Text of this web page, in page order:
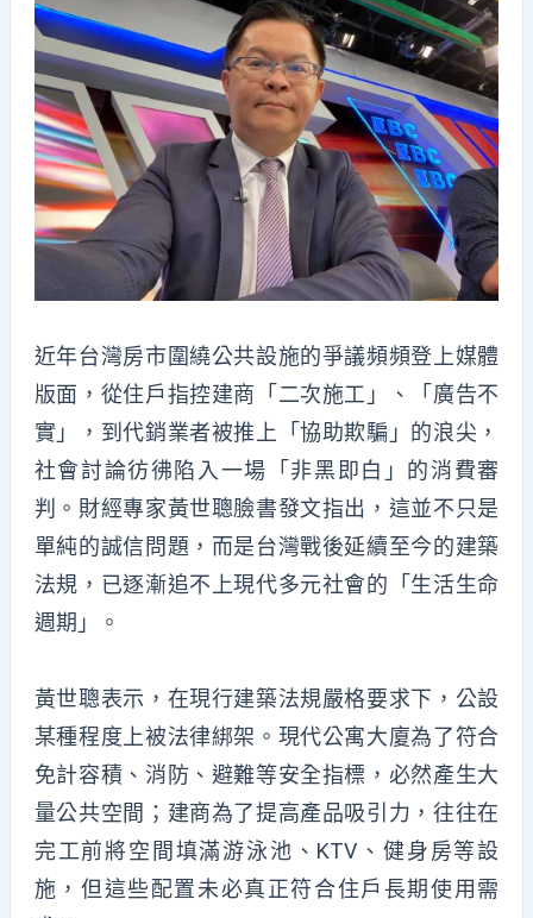
近年台灣房市圍繞公共設施的爭議頻頻登上媒體
版面，從住戶指控建商「二次施工」、「廣告不
實」，到代銷業者被推上「協助欺騙」的浪尖，
社會討論彷彿陷入一場「非黑即白」的消費審
判。財經專家黃世聰臉書發文指出，這並不只是
單純的誠信問題，而是台灣戰後延續至今的建築
法規，已逐漸追不上現代多元社會的「生活生命
週期」。
黃世聰表示，在現行建築法規嚴格要求下，公設
某種程度上被法律綁架。現代公寓大廈為了符合
免計容積、消防、避難等安全指標，必然產生大
量公共空間；建商為了提高產品吸引力，往往在
完工前將空間填滿游泳池、KTV、健身房等設
施，但這些配置未必真正符合住戶長期使用需